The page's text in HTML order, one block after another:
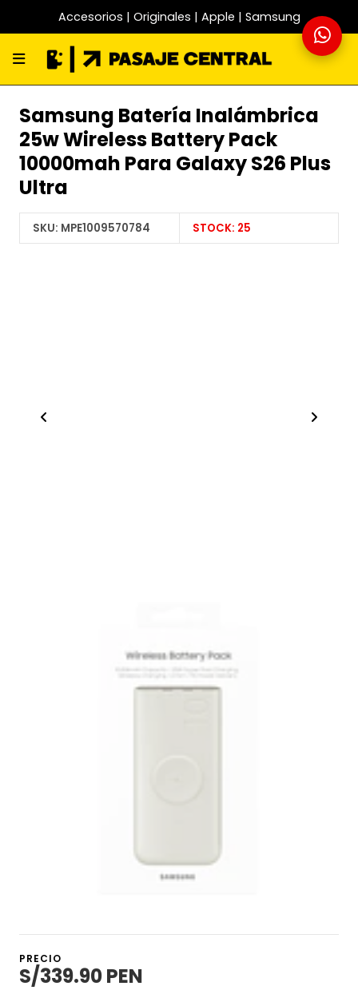
Accesorios | Originales | Apple | Samsung
Samsung Batería Inalámbrica
25w Wireless Battery Pack
10000mah Para Galaxy S26 Plus
Ultra
SKU: MPE1009570784 STOCK: 25
PRECIO
S/339.90 PEN